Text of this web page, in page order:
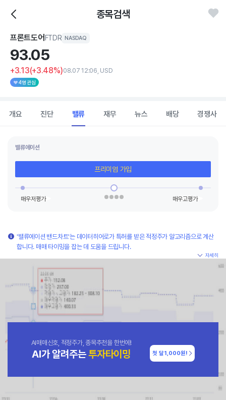
종목검색
프론트도어 FTDR NASDAQ
93.05
+3.13(+3.48%)08.07 12:06, USD
4명 관심
개요 진단 밸류 재무 뉴스 배당 경쟁사
밸류에이션
프리미엄 가입
'밸류에이션 밴드차트'는 데이터히어로가 특허를 받은 적정주가 알고리즘으로 계산
합니다. 매매 타이밍을 잡는 데 도움을 드립니다.
자세히
AI매매신호, 적정주가, 종목추천을 한번에!
AI가 알려주는투자타이밍 첫 달1,000원!